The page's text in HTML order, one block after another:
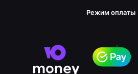
Режим оплаты